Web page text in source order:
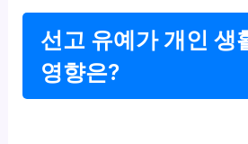
선고 유예가 개인 생
영향은?